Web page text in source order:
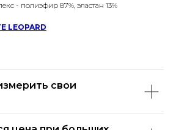
- полиэфир 87%, эластан 13%
LEOPARD
свои